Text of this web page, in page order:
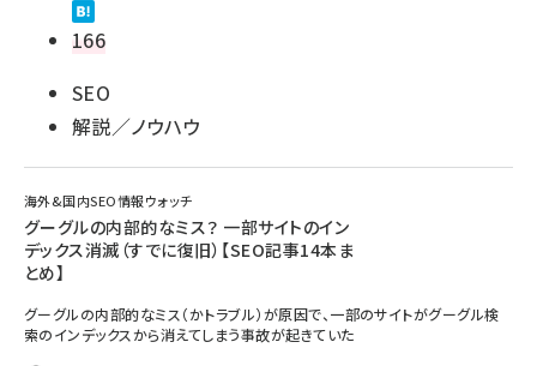
166
SEO
解説／ノウハウ
海外&国内SEO情報ウォッチ
グーグルの内部的なミス？ 一部サイトのイン
デックス消滅（すでに復旧）【SEO記事14本ま
とめ】
グーグルの内部的なミス（かトラブル）が原因で、一部のサイトがグーグル検
索のインデックスから消えてしまう事故が起きていた